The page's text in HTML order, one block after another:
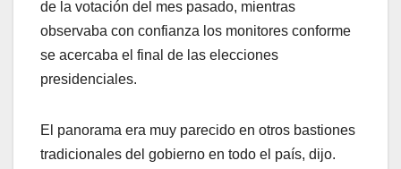
de la votación del mes pasado, mientras
observaba con confianza los monitores conforme
se acercaba el final de las elecciones
presidenciales.
El panorama era muy parecido en otros bastiones
tradicionales del gobierno en todo el país, dijo.